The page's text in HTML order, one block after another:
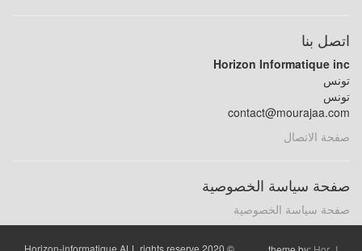
اتصل بنا
Horizon Informatique inc
تونس
تونس
contact@mourajaa.com
صفحة الاتصال
صفحة سياسة الخصوصية
صفحة سياسة الخصوصية
© 2020 Horizon-informatique ALL rights reserve